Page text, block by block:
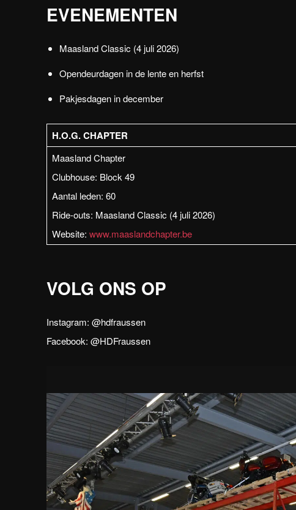
EVENEMENTEN
Maasland Classic (4 juli 2026)
Opendeurdagen in de lente en herfst
Pakjesdagen in december
H.O.G. CHAPTER
Maasland Chapter
Clubhouse: Block 49
Aantal leden: 60
Ride-outs: Maasland Classic (4 juli 2026)
Website: www.maaslandchapter.be
VOLG ONS OP
Instagram: @hdfraussen
Facebook: @HDFraussen